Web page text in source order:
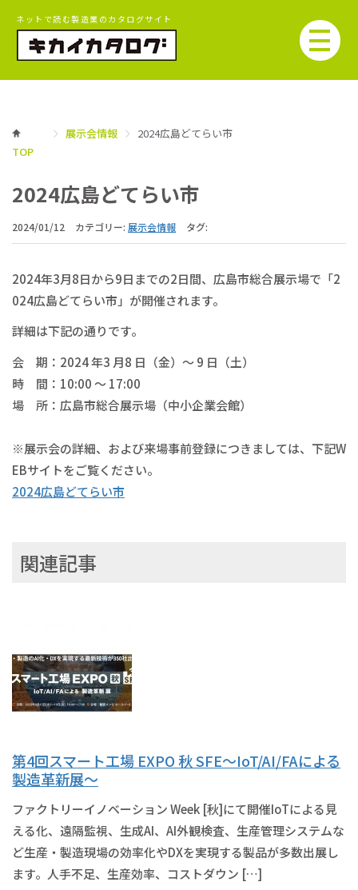
ネットで読む製造業のカタログサイト
TOP
展示会情報 2024広島どてらい市
2024広島どてらい市
2024/01/12 カテゴリー: 展示会情報 タグ:
2024年3月8日から9日までの2日間、広島市総合展示場で「2
024広島どてらい市」が開催されます。
詳細は下記の通りです。
会 期：2024 年3 月8 日（金）～ 9 日（土）
時 間：10:00 ～ 17:00
場 所：広島市総合展示場（中小企業会館）
※展示会の詳細、および来場事前登録につきましては、下記W
EBサイトをご覧ください。
2024広島どてらい市
関連記事
第4回スマート工場 EXPO 秋 SFE～IoT/AI/FAによる
製造革新展～
ファクトリーイノベーション Week [秋]にて開催IoTによる見
える化、遠隔監視、生成AI、AI外観検査、生産管理システムな
ど生産・製造現場の効率化やDXを実現する製品が多数出展し
ます。人手不足、生産効率、コストダウン […]